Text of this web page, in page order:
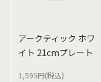
アークティック ホワ
イト 21cmプレート
1,595円(税込)